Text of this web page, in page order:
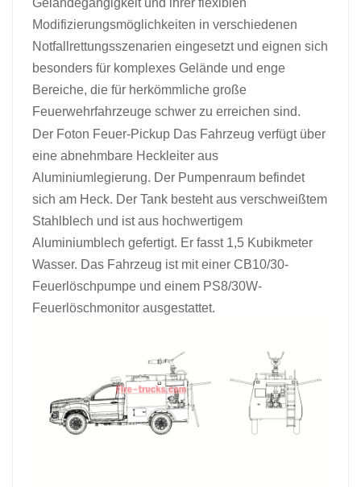
Modifizierungsmöglichkeiten in verschiedenen
Notfallrettungsszenarien eingesetzt und eignen sich
besonders für komplexes Gelände und enge
Bereiche, die für herkömmliche große
Feuerwehrfahrzeuge schwer zu erreichen sind.
Der Foton Feuer-Pickup Das Fahrzeug verfügt über
eine abnehmbare Heckleiter aus
Aluminiumlegierung. Der Pumpenraum befindet
sich am Heck. Der Tank besteht aus verschweißtem
Stahlblech und ist aus hochwertigem
Aluminiumblech gefertigt. Er fasst 1,5 Kubikmeter
Wasser. Das Fahrzeug ist mit einer CB10/30-
Feuerlöschpumpe und einem PS8/30W-
Feuerlöschmonitor ausgestattet.